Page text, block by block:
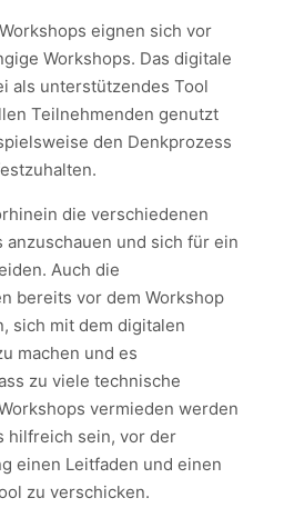
eignen sich vor
Workshops. Das digitale
als unterstützendes Tool
Teilnehmenden genutzt
den Denkprozess
die verschiedenen
und sich für ein
Auch die
bereits vor dem Workshop
sich mit dem digitalen
machen und es
zu viele technische
vermieden werden
hilfreich sein, vor der
einen Leitfaden und einen
zu verschicken.